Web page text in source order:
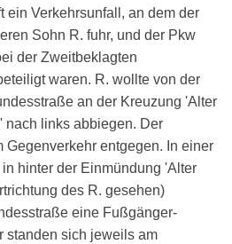
ein Verkehrsunfall, an dem der
Sohn R. fuhr, und der Pkw
der Zweitbeklagten
waren. R. wollte von der
an der Kreuzung 'Alter
nach links abbiegen. Der
Gegenverkehr entgegen. In einer
hinter der Einmündung 'Alter
des R. gesehen)
eine Fußgänger-
standen sich jeweils am